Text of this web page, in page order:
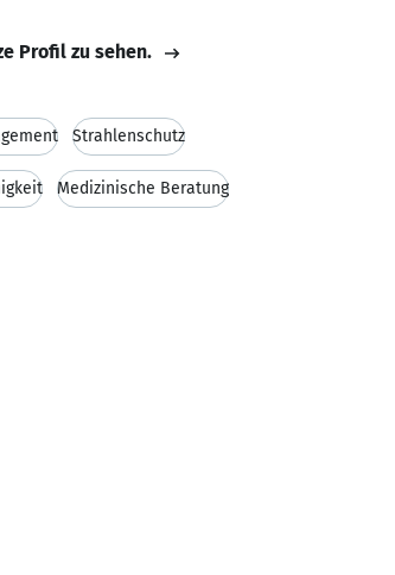
Profil zu sehen.
Strahlenschutz
Medizinische Beratung